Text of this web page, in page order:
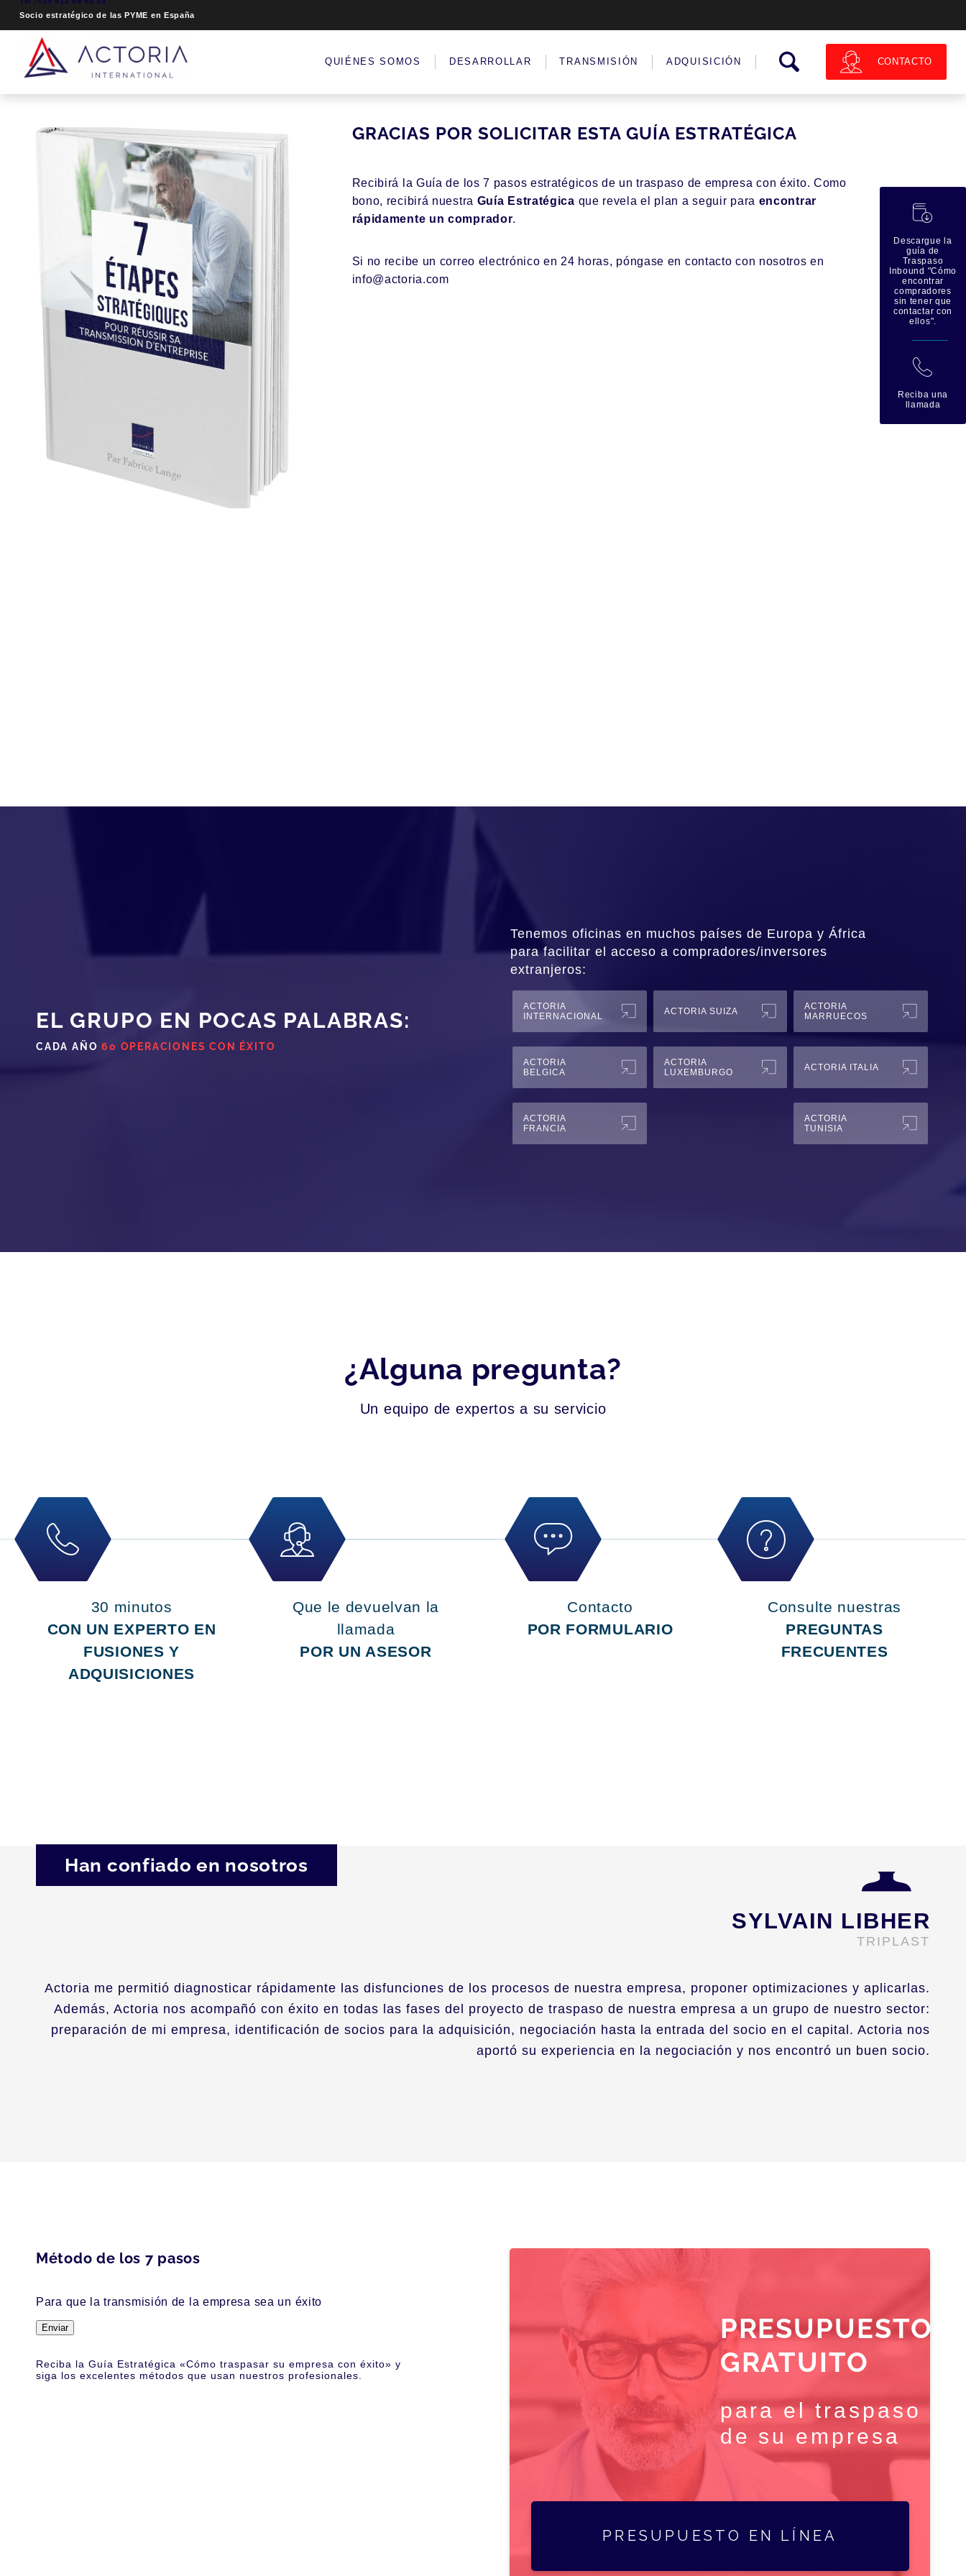
Socio estratégico de las PYME en España
QUIÉNES SOMOS DESARROLLAR TRANSMISIÓN ADQUISICIÓN CONTACTO
GRACIAS POR SOLICITAR ESTA GUÍA ESTRATÉGICA
Recibirá la Guía de los 7 pasos estratégicos de un traspaso de empresa con éxito. Como
bono, recibirá nuestra Guía Estratégica que revela el plan a seguir para encontrar
rápidamente un comprador.
Si no recibe un correo electrónico en 24 horas, póngase en contacto con nosotros en
info@actoria.com
EL GRUPO EN POCAS PALABRAS:
CADA AÑO 60 OPERACIONES CON ÉXITO
Tenemos oficinas en muchos países de Europa y África
para facilitar el acceso a compradores/inversores
extranjeros:
ACTORIA
INTERNACIONAL
ACTORIA SUIZA
ACTORIA
MARRUECOS
ACTORIA
BELGICA
ACTORIA
LUXEMBURGO
ACTORIA ITALIA
ACTORIA
FRANCIA
ACTORIA
TUNISIA
¿Alguna pregunta?
Un equipo de expertos a su servicio
30 minutos
CON UN EXPERTO EN
FUSIONES Y
ADQUISICIONES
Que le devuelvan la
llamada
POR UN ASESOR
Contacto
POR FORMULARIO
Consulte nuestras
PREGUNTAS
FRECUENTES
Han confiado en nosotros
Actoria me permitió diagnosticar rápidamente las disfunciones de los procesos de nuestra empresa, proponer optimizaciones y aplicarlas.
Además, Actoria nos acompañó con éxito en todas las fases del proyecto de traspaso de nuestra empresa a un grupo de nuestro sector:
preparación de mi empresa, identificación de socios para la adquisición, negociación hasta la entrada del socio en el capital. Actoria nos
aportó su experiencia en la negociación y nos encontró un buen socio.
SYLVAIN LIBHER
TRIPLAST
Método de los 7 pasos
Para que la transmisión de la empresa sea un éxito
Enviar
Reciba la Guía Estratégica «Cómo traspasar su empresa con éxito» y
siga los excelentes métodos que usan nuestros profesionales.
PRESUPUESTO
GRATUITO
para el traspaso
de su empresa
PRESUPUESTO EN LÍNEA
蠟
Descargue la
guía de
Traspaso
Inbound "Cómo
encontrar
compradores
sin tener que
contactar con
ellos".
拉
Reciba una
llamada